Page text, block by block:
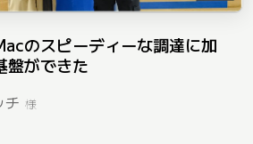
のスピーディーな調達に加
盤ができた
チ 様